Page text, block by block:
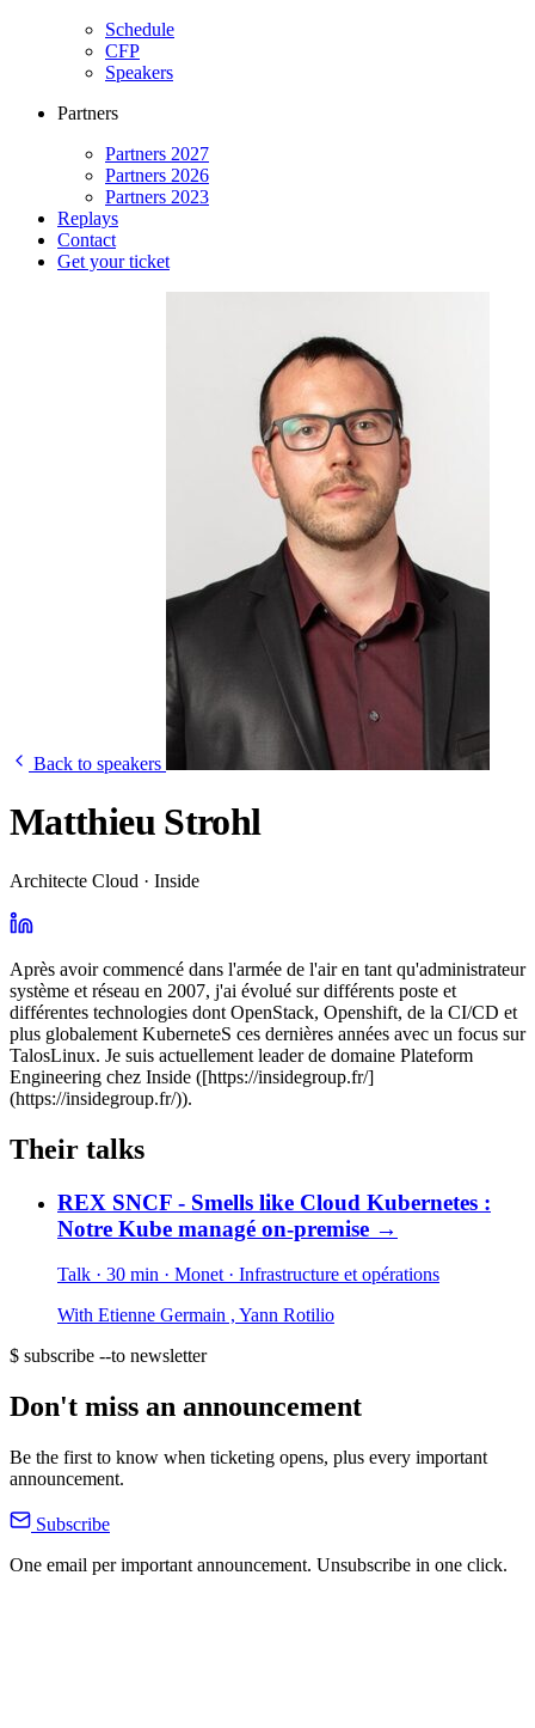
Schedule
CFP
Speakers
Partners
Partners 2027
Partners 2026
Partners 2023
Replays
Contact
Get your ticket
Back to speakers
Matthieu Strohl
Architecte Cloud · Inside
Après avoir commencé dans l'armée de l'air en tant qu'administrateur
système et réseau en 2007, j'ai évolué sur différents poste et
différentes technologies dont OpenStack, Openshift, de la CI/CD et
plus globalement KuberneteS ces dernières années avec un focus sur
TalosLinux. Je suis actuellement leader de domaine Plateform
Engineering chez Inside ([https://insidegroup.fr/]
(https://insidegroup.fr/)).
Their talks
REX SNCF - Smells like Cloud Kubernetes :
Notre Kube managé on-premise →
Talk · 30 min · Monet · Infrastructure et opérations
With Etienne Germain , Yann Rotilio
$ subscribe --to newsletter
Don't miss an announcement
Be the first to know when ticketing opens, plus every important
announcement.
Subscribe
One email per important announcement. Unsubscribe in one click.